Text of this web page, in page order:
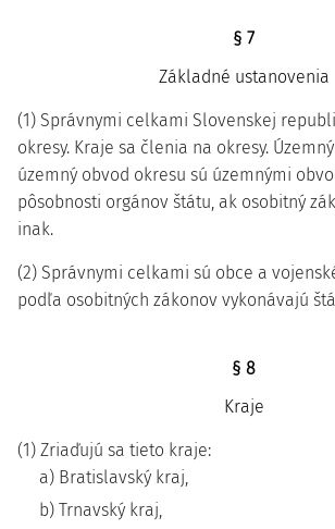
§ 7
Základné ustanovenia
(1) Správnymi celkami Slovenskej
okresy. Kraje sa členia na okresy.
územný obvod okresu sú územnými
pôsobnosti orgánov štátu, ak osobitný
inak.
(2) Správnymi celkami sú obce a
podľa osobitných zákonov vykonávajú
§ 8
Kraje
(1) Zriaďujú sa tieto kraje:
a) Bratislavský kraj,
b) Trnavský kraj,